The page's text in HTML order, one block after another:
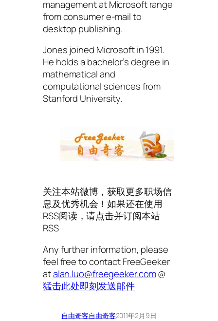
management at Microsoft range
from consumer e-mail to
desktop publishing.
Jones joined Microsoft in 1991.
He holds a bachelor’s degree in
mathematical and
computational sciences from
Stanford University.
关注本站微博，获取更多职场信
息及优秀机会！如果还在使用
RSS阅读，请点击并订阅本站
RSS
Any further information, please
feel free to contact FreeGeeker
atalan.luo@freegeeker.com@
猛击此处即刻发送邮件
自由奇客自由奇客2011年2月9日